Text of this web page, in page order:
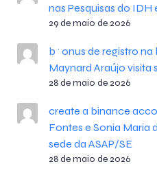
nas Pesquisas do IDH
29 de maio de 2026
b^onus de registro na
Maynard Araújo visita
28 de maio de 2026
create a binance
Fontes e Sonia Maria
sede da ASAP/SE
28 de maio de 2026